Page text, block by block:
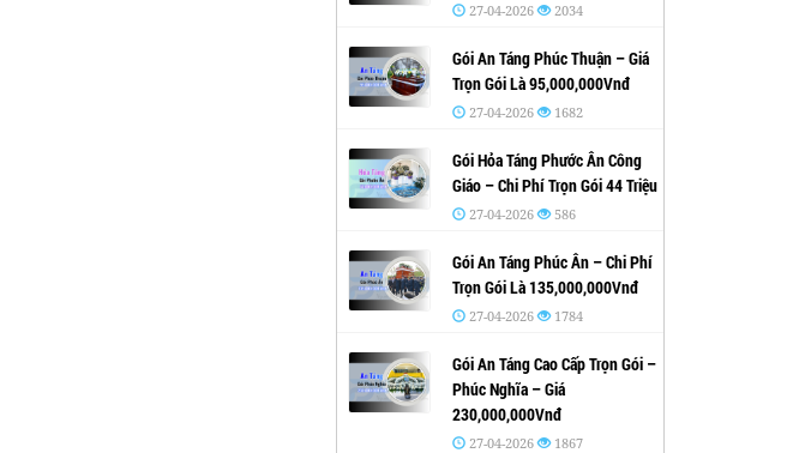
27-04-2026 2034
Gói An Táng Phúc Thuận – Giá
Trọn Gói Là 95,000,000Vnđ
27-04-2026 1682
Gói Hỏa Táng Phước Ân Công
Giáo – Chi Phí Trọn Gói 44 Triệu
27-04-2026 586
Gói An Táng Phúc Ân – Chi Phí
Trọn Gói Là 135,000,000Vnđ
27-04-2026 1784
Gói An Táng Cao Cấp Trọn Gói –
Phúc Nghĩa – Giá
230,000,000Vnđ
27-04-2026 1867